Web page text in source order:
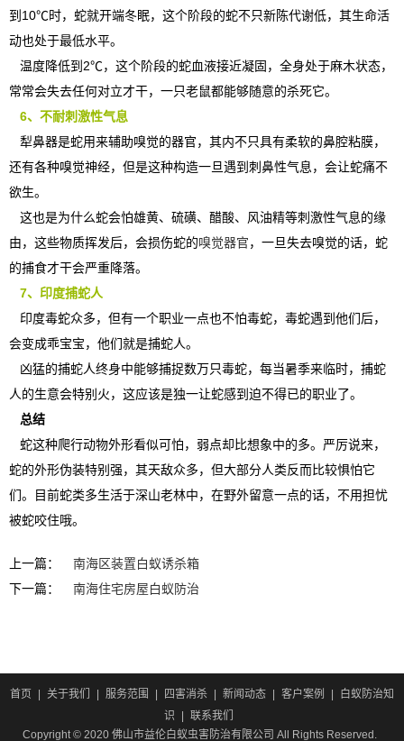
到10℃时，蛇就开端冬眠，这个阶段的蛇不只新陈代谢低，其生命活
动也处于最低水平。
温度降低到2℃，这个阶段的蛇血液接近凝固，全身处于麻木状态，
常常会失去任何对立才干，一只老鼠都能够随意的杀死它。
6、不耐刺激性气息
犁鼻器是蛇用来辅助嗅觉的器官，其内不只具有柔软的鼻腔粘膜，
还有各种嗅觉神经，但是这种构造一旦遇到刺鼻性气息，会让蛇痛不
欲生。
这也是为什么蛇会怕雄黄、硫磺、醋酸、风油精等刺激性气息的缘
由，这些物质挥发后，会损伤蛇的嗅觉器官，一旦失去嗅觉的话，蛇
的捕食才干会严重降落。
7、印度捕蛇人
印度毒蛇众多，但有一个职业一点也不怕毒蛇，毒蛇遇到他们后，
会变成乖宝宝，他们就是捕蛇人。
凶猛的捕蛇人终身中能够捕捉数万只毒蛇，每当暑季来临时，捕蛇
人的生意会特别火，这应该是独一让蛇感到迫不得已的职业了。
总结
蛇这种爬行动物外形看似可怕，弱点却比想象中的多。严厉说来，
蛇的外形伪装特别强，其天敌众多，但大部分人类反而比较惧怕它
们。目前蛇类多生活于深山老林中，在野外留意一点的话，不用担忧
被蛇咬住哦。
上一篇：
南海区装置白蚁诱杀箱
下一篇：
南海住宅房屋白蚁防治
首页 | 关于我们 | 服务范围 | 四害消杀 | 新闻动态 | 客户案例 |
白蚁防治知
识
| 联系我们
Copyright © 2020 佛山市益伦白蚁虫害防治有限公司 All Rights Reserved.